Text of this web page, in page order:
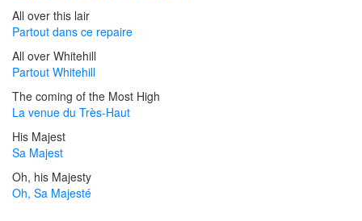
All over this lair
Partout dans ce repaire
All over Whitehill
Partout Whitehill
The coming of the Most High
La venue du Très-Haut
His Majest
Sa Majest
Oh, his Majesty
Oh, Sa Majesté